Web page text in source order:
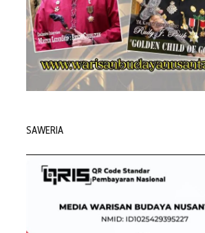
SAWERIA